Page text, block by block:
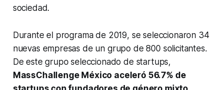
sociedad.
Durante el programa de 2019, se seleccionaron 34
nuevas empresas de un grupo de 800 solicitantes.
De este grupo seleccionado de startups,
MassChallenge México aceleró 56.7% de